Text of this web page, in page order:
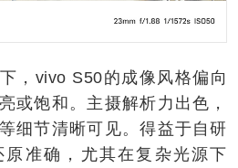
vivo S50的成像风格偏向
或饱和。主摄解析力出色，
细节清晰可见。得益于自研
准确，尤其在复杂光源下